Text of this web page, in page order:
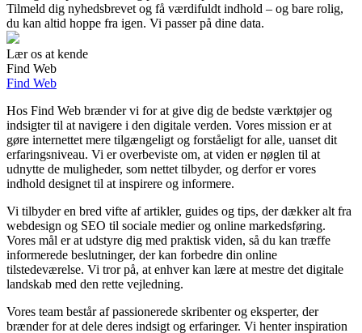
Tilmeld dig nyhedsbrevet og få værdifuldt indhold – og bare rolig,
du kan altid hoppe fra igen. Vi passer på dine data.
Lær os at kende
Find Web
Find Web
Hos Find Web brænder vi for at give dig de bedste værktøjer og
indsigter til at navigere i den digitale verden. Vores mission er at
gøre internettet mere tilgængeligt og forståeligt for alle, uanset dit
erfaringsniveau. Vi er overbeviste om, at viden er nøglen til at
udnytte de muligheder, som nettet tilbyder, og derfor er vores
indhold designet til at inspirere og informere.
Vi tilbyder en bred vifte af artikler, guides og tips, der dækker alt fra
webdesign og SEO til sociale medier og online markedsføring.
Vores mål er at udstyre dig med praktisk viden, så du kan træffe
informerede beslutninger, der kan forbedre din online
tilstedeværelse. Vi tror på, at enhver kan lære at mestre det digitale
landskab med den rette vejledning.
Vores team består af passionerede skribenter og eksperter, der
brænder for at dele deres indsigt og erfaringer. Vi henter inspiration